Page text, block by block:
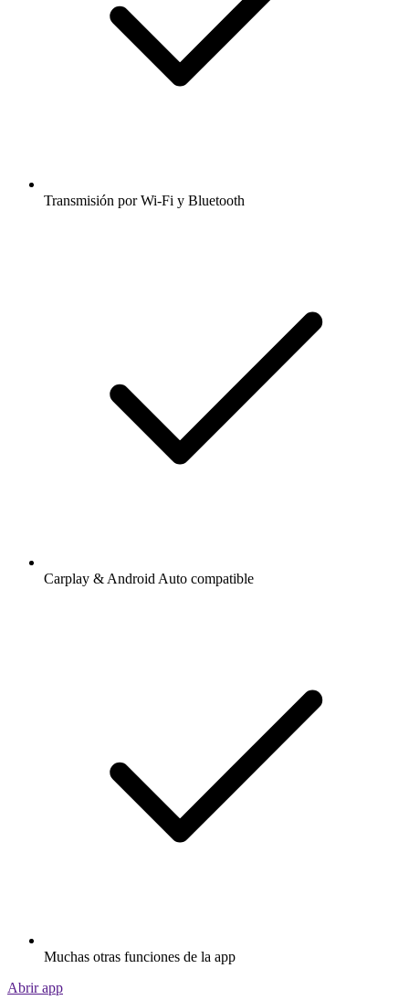
Transmisión por Wi-Fi y Bluetooth
Carplay & Android Auto compatible
Muchas otras funciones de la app
Abrir app